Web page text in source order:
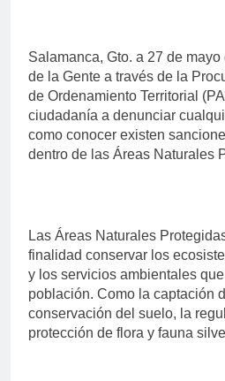
Salamanca, Gto. a 27 de
de la Gente a través de la
de Ordenamiento Territorial
ciudadanía a denunciar
como conocer existen
dentro de las Áreas Naturales
Las Áreas Naturales
finalidad conservar los
y los servicios ambientales
población. Como la captación
conservación del suelo, la
protección de flora y fauna